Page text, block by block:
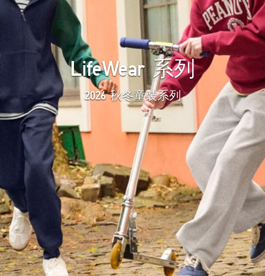
LifeWear 系列
2026 秋冬童裝系列